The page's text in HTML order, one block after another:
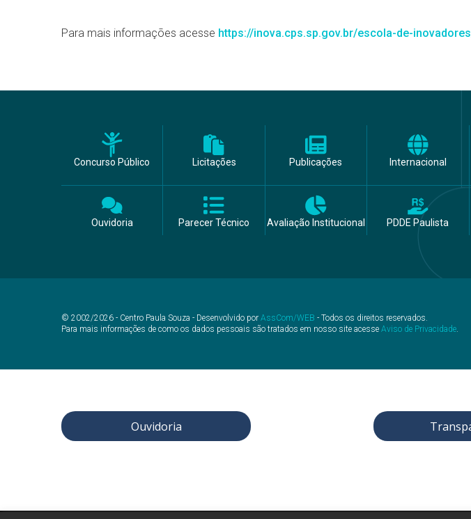
Para mais informações acesse https://inova.cps.sp.gov.br/escola-de-
Concurso Público Licitações Publicações Internacional
Ouvidoria Parecer Técnico Avaliação Institucional PDDE Paulista
© 2002/2026 - Centro Paula Souza - Desenvolvido por AssCom/WEB - Todos os direitos reservados.
Para mais informações de como os dados pessoais são tratados em nosso site acesse Aviso de Privacidade
Ouvidoria